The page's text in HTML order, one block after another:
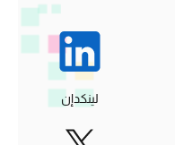
لينكدإن